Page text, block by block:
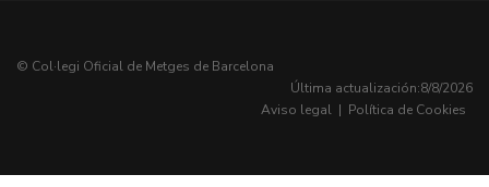
© Col·legi Oficial de Metges de Barcelona
Última actualización:8/8/2026
Aviso legal | Política de Cookies